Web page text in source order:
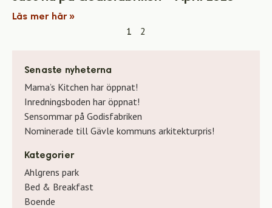
Läs mer här »
1 2
Senaste nyheterna
Mama’s Kitchen har öppnat!
Inredningsboden har öppnat!
Sensommar på Godisfabriken
Nominerade till Gävle kommuns arkitekturpris!
Kategorier
Ahlgrens park
Bed & Breakfast
Boende